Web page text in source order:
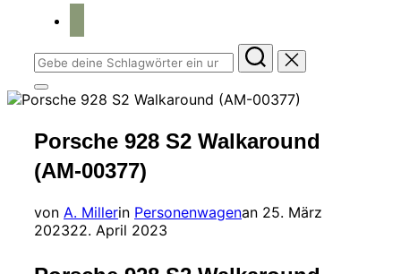
Suchen
nach:
Seitenleiste
&
umschalten
Porsche 928 S2 Walkaround
(AM-00377)
von A. Millerin Personenwagenan Veröffentlicht
25. März
202322. April 2023